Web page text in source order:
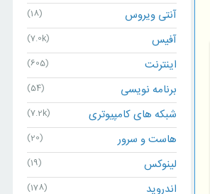
آنتی ویروس (18)
آفیس (7.0k)
اینترنت (605)
برنامه نویسی (54)
شبکه های کامپیوتری (7.2k)
هاست و سرور (20)
لینوکس (19)
اندروید (178)